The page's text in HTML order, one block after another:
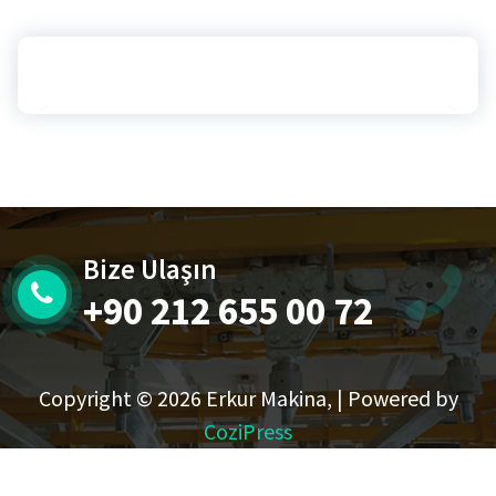
Bize Ulaşın
+90 212 655 00 72
Copyright © 2026 Erkur Makina, | Powered by
CoziPress